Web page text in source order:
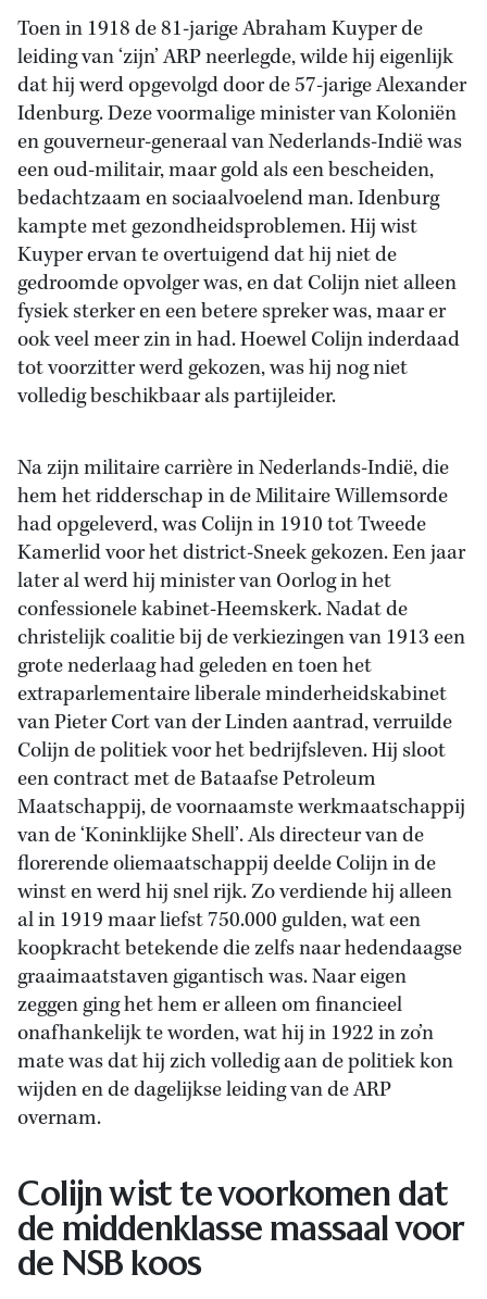
Toen in 1918 de 81-jarige Abraham Kuyper de
leiding van ‘zijn’ ARP neerlegde, wilde hij eigenlijk
dat hij werd opgevolgd door de 57-jarige Alexander
Idenburg. Deze voormalige minister van Koloniën
en gouverneur-generaal van Nederlands-Indië was
een oud-militair, maar gold als een bescheiden,
bedachtzaam en sociaalvoelend man. Idenburg
kampte met gezondheidsproblemen. Hij wist
Kuyper ervan te overtuigend dat hij niet de
gedroomde opvolger was, en dat Colijn niet alleen
fysiek sterker en een betere spreker was, maar er
ook veel meer zin in had. Hoewel Colijn inderdaad
tot voorzitter werd gekozen, was hij nog niet
volledig beschikbaar als partijleider.
Na zijn militaire carrière in Nederlands-Indië, die
hem het ridderschap in de Militaire Willemsorde
had opgeleverd, was Colijn in 1910 tot Tweede
Kamerlid voor het district-Sneek gekozen. Een jaar
later al werd hij minister van Oorlog in het
confessionele kabinet-Heemskerk. Nadat de
christelijk coalitie bij de verkiezingen van 1913 een
grote nederlaag had geleden en toen het
extraparlementaire liberale minderheidskabinet
van Pieter Cort van der Linden aantrad, verruilde
Colijn de politiek voor het bedrijfsleven. Hij sloot
een contract met de Bataafse Petroleum
Maatschappij, de voornaamste werkmaatschappij
van de ‘Koninklijke Shell’. Als directeur van de
florerende oliemaatschappij deelde Colijn in de
winst en werd hij snel rijk. Zo verdiende hij alleen
al in 1919 maar liefst 750.000 gulden, wat een
koopkracht betekende die zelfs naar hedendaagse
graaimaatstaven gigantisch was. Naar eigen
zeggen ging het hem er alleen om financieel
onafhankelijk te worden, wat hij in 1922 in zo’n
mate was dat hij zich volledig aan de politiek kon
wijden en de dagelijkse leiding van de ARP
overnam.
Colijn wist te voorkomen dat
de middenklasse massaal voor
de NSB koos